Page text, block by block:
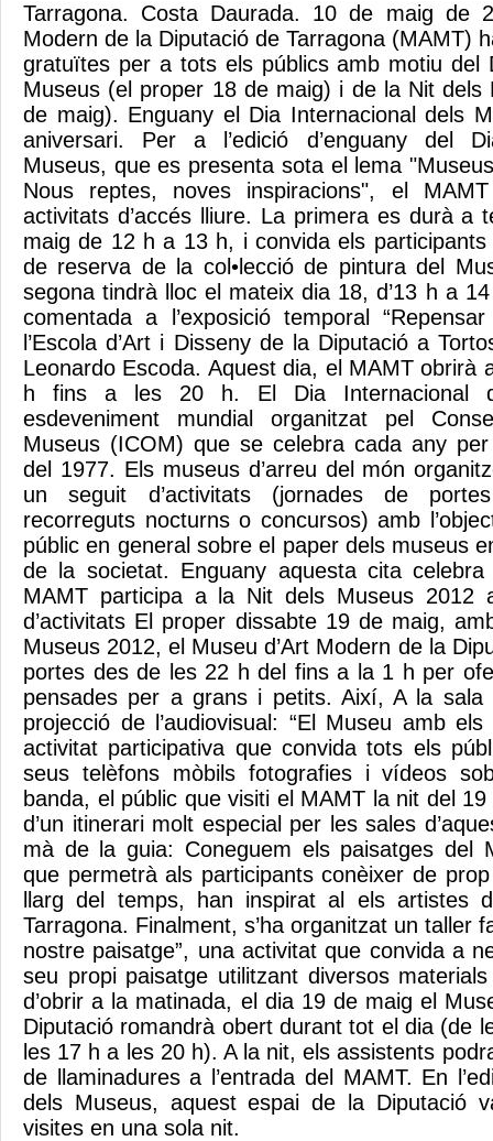
Tarragona. Costa Daurada. 10 de maig de
Modern de la Diputació de Tarragona (MAMT)
gratuïtes per a tots els públics amb motiu del
Museus (el proper 18 de maig) i de la Nit dels
de maig). Enguany el Dia Internacional dels
aniversari. Per a l’edició d’enguany del
Museus, que es presenta sota el lema
Nous reptes, noves inspiracions", el
activitats d’accés lliure. La primera es durà a
maig de 12 h a 13 h, i convida els
de reserva de la col•lecció de pintura del
segona tindrà lloc el mateix dia 18, d’13 h a
comentada a l’exposició temporal
l’Escola d’Art i Disseny de la Diputació a
Leonardo Escoda. Aquest dia, el MAMT obrirà
h fins a les 20 h. El Dia Internacional
esdeveniment mundial organitzat pel
Museus (ICOM) que se celebra cada any
del 1977. Els museus d’arreu del món
un seguit d’activitats (jornades de
recorreguts nocturns o concursos) amb
públic en general sobre el paper dels museus
de la societat. Enguany aquesta cita
MAMT participa a la Nit dels Museus 2012
d’activitats El proper dissabte 19 de maig,
Museus 2012, el Museu d’Art Modern de la
portes des de les 22 h del fins a la 1 h per
pensades per a grans i petits. Així, A la sala
projecció de l’audiovisual: “El Museu amb
activitat participativa que convida tots els
seus telèfons mòbils fotografies i vídeos
banda, el públic que visiti el MAMT la nit del
d’un itinerari molt especial per les sales
mà de la guia: Coneguem els paisatges del
que permetrà als participants conèixer de
llarg del temps, han inspirat al els artistes
Tarragona. Finalment, s’ha organitzat un taller
nostre paisatge”, una activitat que convida a
seu propi paisatge utilitzant diversos
d’obrir a la matinada, el dia 19 de maig el
Diputació romandrà obert durant tot el dia (de
les 17 h a les 20 h). A la nit, els assistents
de llaminadures a l’entrada del MAMT. En
dels Museus, aquest espai de la Diputació
visites en una sola nit.